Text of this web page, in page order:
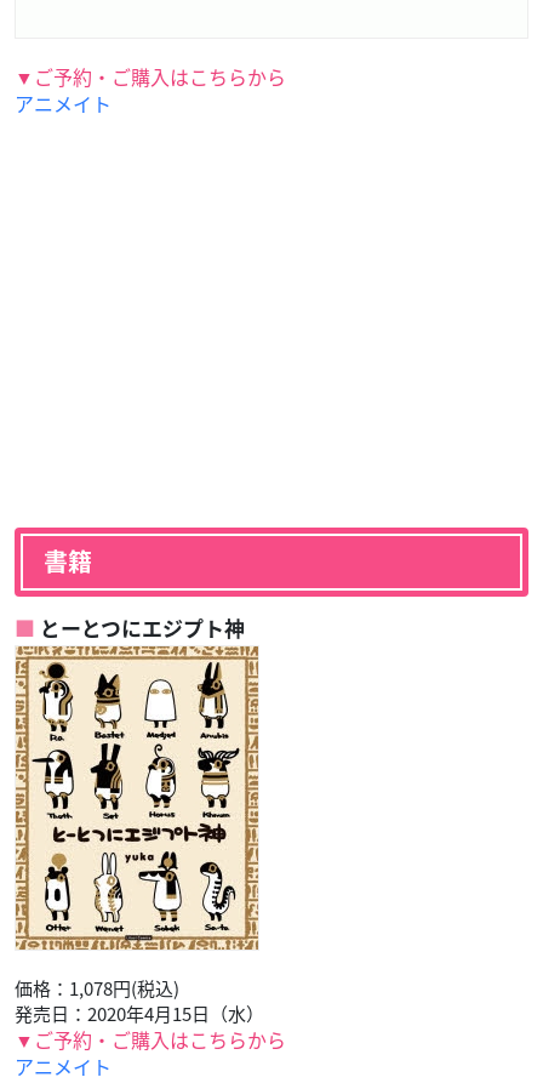
▼ご予約・ご購入はこちらから
アニメイト
書籍
とーとつにエジプト神
価格：1,078円(税込)
発売日：2020年4月15日（水）
▼ご予約・ご購入はこちらから
アニメイト